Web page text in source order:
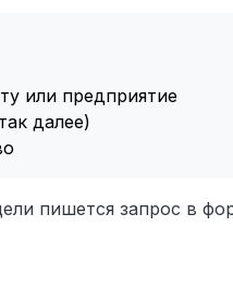
или предприятие
далее)
пишется запрос в